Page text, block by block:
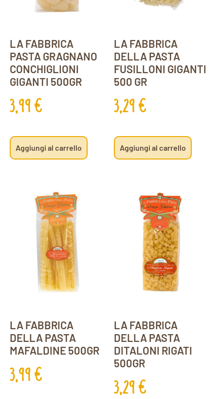
LA FABBRICA
PASTA GRAGNANO
CONCHIGLIONI
GIGANTI 500GR
3,99€
Aggiungi al carrello
LA FABBRICA
DELLA PASTA
FUSILLONI GIGANTI
500 GR
3,29€
Aggiungi al carrello
LA FABBRICA
DELLA PASTA
MAFALDINE 500GR
3,99€
LA FABBRICA
DELLA PASTA
DITALONI RIGATI
500GR
3,29€